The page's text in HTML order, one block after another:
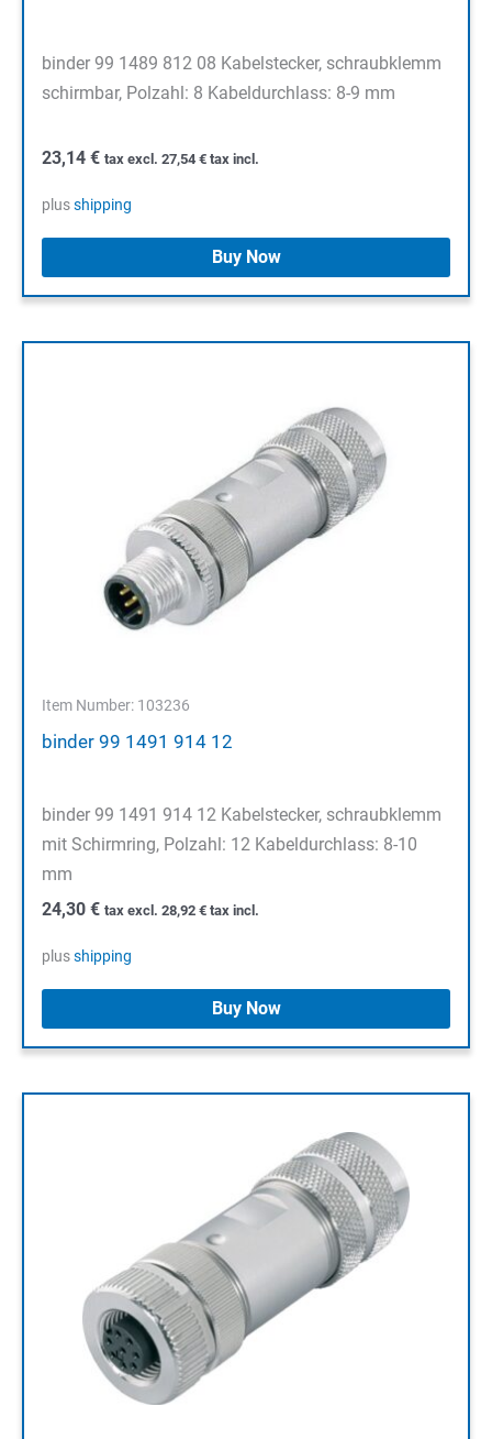
binder 99 1489 812 08 Kabelstecker, schraubklemm
schirmbar, Polzahl: 8 Kabeldurchlass: 8-9 mm
23,14 € tax excl. 27,54 € tax incl.
plusshipping
Buy Now
Item Number: 103236
binder 99 1491 914 12
binder 99 1491 914 12 Kabelstecker, schraubklemm
mit Schirmring, Polzahl: 12 Kabeldurchlass: 8-10
mm
24,30 € tax excl. 28,92 € tax incl.
plusshipping
Buy Now